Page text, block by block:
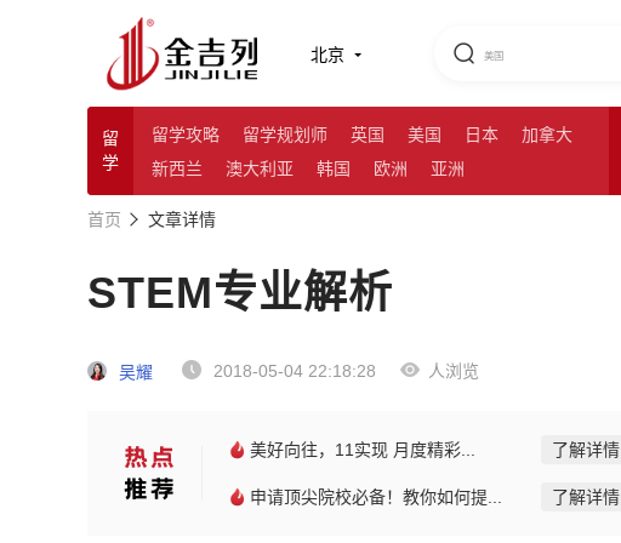
北京
留
学
留学攻略 留学规划师 英国 美国 日本
加拿大
新西兰
澳大利亚 韩国 欧洲 亚洲
首页 文章详情
STEM专业解析
吴耀 2018-05-04 22:18:28 人浏览
美好向往，11实现 月度精彩... 了解详情
申请顶尖院校必备！教你如何提... 了解详情